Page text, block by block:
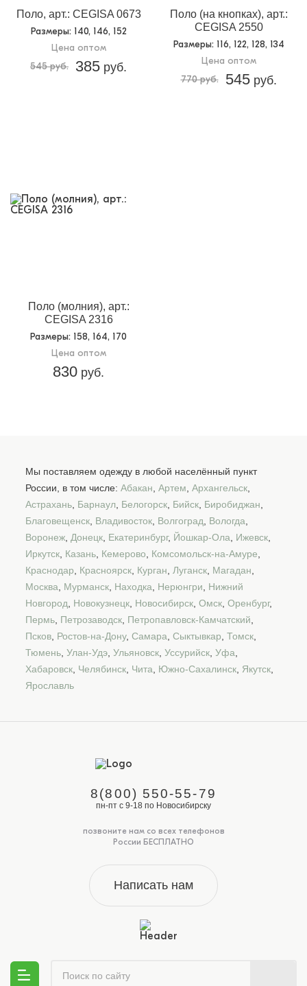
Поло, арт.: CEGISA 0673
Размеры: 140, 146, 152
Цена оптом
545 руб.
385 руб.
Поло (на кнопках), арт.:
CEGISA 2550
Размеры: 116, 122, 128, 134
Цена оптом
770 руб.
545руб.
Поло (молния), арт.:
CEGISA 2316
Размеры: 158, 164, 170
Цена оптом
830 руб.
Мы поставляем одежду в любой населённый пункт
России, в том числе: Абакан Артем Архангельск
Астрахань Барнаул Белогорск Бийск Биробиджан
Благовещенск Владивосток Волгоград Вологда
Воронеж Донецк Екатеринбург, Йошкар-Ола Ижевск
Иркутск Казань Кемерово Комсомольск-на-Амуре
Краснодар
Красноярск Курган Луганск Магадан
Москва
Мурманск Находка Нерюнгри
Нижний
Новгород
Новокузнецк Новосибирск Омск Оренбург,
Пермь Петрозаводск Петропавловск-Камчатский
Псков Ростов-на-Дону, Самара Сыктывкар Томск
Тюмень Улан-Удэ Ульяновск Уссурийск Уфа
Хабаровск Челябинск Чита Южно-Сахалинск Якутск
Ярославль
8(800) 550-55-79
пн-пт с 9-18 по Новосибирску
позвоните нам со всех телефонов
России БЕСПЛАТНО
Написать нам